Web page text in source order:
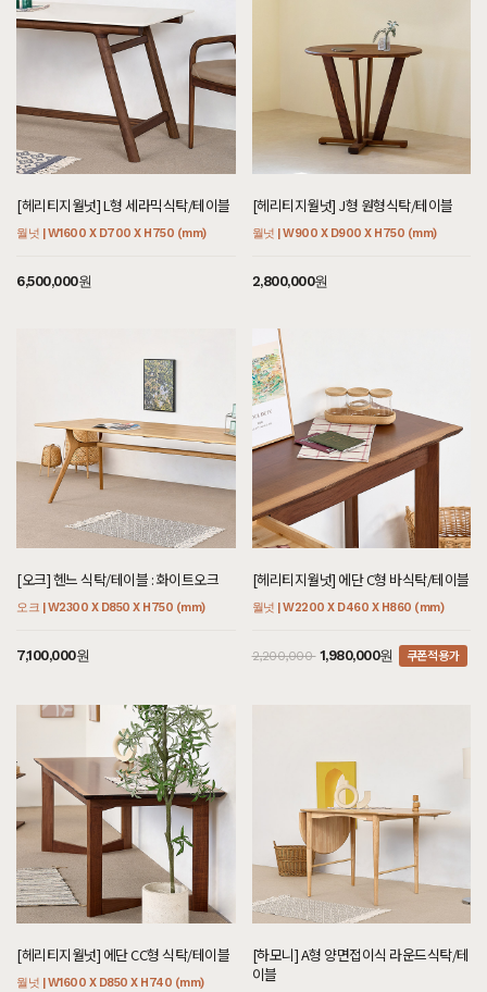
[헤리티지월넛] L형 세라믹식탁/테이블
월넛 | W1600 X D700 X H750 (mm)
6,500,000원
[헤리티지월넛] J형 원형식탁/테이블
월넛 | W900 X D900 X H750 (mm)
2,800,000원
[오크] 헨느 식탁/테이블 : 화이트오크
오크 | W2300 X D850 X H750 (mm)
7,100,000원
[헤리티지월넛] 에단 C형 바식탁/테이블
월넛 | W2200 X D460 X H860 (mm)
2,200,000 1,980,000원 쿠폰적용가
[헤리티지월넛] 에단 CC형 식탁/테이블
월넛 | W1600 X D850 X H740 (mm)
[하모니] A형 양면접이식 라운드식탁/테
이블